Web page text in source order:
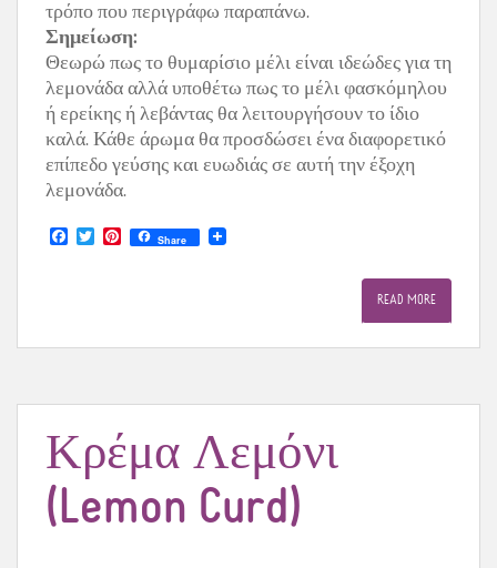
τρόπο που περιγράφω παραπάνω.
Σημείωση:
Θεωρώ πως το θυμαρίσιο μέλι είναι ιδεώδες για τη
λεμονάδα αλλά υποθέτω πως το μέλι φασκόμηλου
ή ερείκης ή λεβάντας θα λειτουργήσουν το ίδιο
καλά. Κάθε άρωμα θα προσδώσει ένα διαφορετικό
επίπεδο γεύσης και ευωδιάς σε αυτή την έξοχη
λεμονάδα.
a
o
T
w
r
P
e
Share
READ MORE
Κρέμα Λεμόνι
(Lemon Curd)